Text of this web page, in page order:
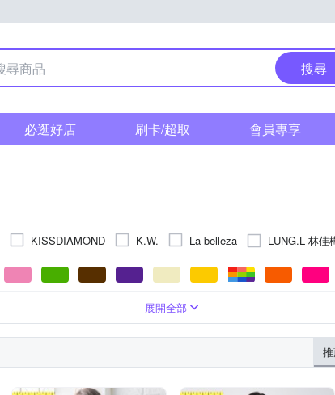
搜尋
必逛好店 刷卡/超取 會員專享
KISSDIAMOND K.W. La belleza LUNG.L 林佳
3XL 4XL
羽絨外套
印花
GORE-TEX
前短後長 合身窄版
展開全部